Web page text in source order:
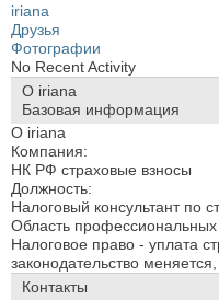
iriana
Друзья
Фотографии
No Recent Activity
О iriana
Базовая информация
О iriana
Компания:
НК РФ страховые взносы
Должность:
Налоговый консультант по
Область профессиональных
Налоговое право - уплата
законодательство
Контакты